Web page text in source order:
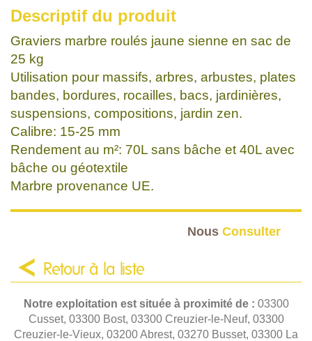
Descriptif du produit
Graviers marbre roulés jaune sienne en sac de
25 kg
Utilisation pour massifs, arbres, arbustes, plates
bandes, bordures, rocailles, bacs, jardinières,
suspensions, compositions, jardin zen.
Calibre: 15-25 mm
Rendement au m²: 70L sans bâche et 40L avec
bâche ou géotextile
Marbre provenance UE.
Nous Consulter
Retour à la liste
Notre exploitation est située à proximité de : 03300
Cusset, 03300 Bost, 03300 Creuzier-le-Neuf, 03300
Creuzier-le-Vieux, 03200 Abrest, 03270 Busset, 03300 La